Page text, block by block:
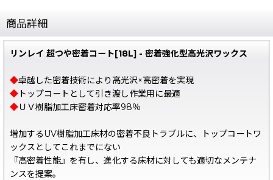
商品詳細
リンレイ 超つや密着コート[18L] - 密着強化型高光沢ワックス
◆卓越した密着技術により高光沢×高密着を実現
◆ トップコートとして引き渡し作業用に最適
◆ＵＶ樹脂加工床密着対応率98％
増加するUV樹脂加工床材の密着不良トラブルに、トップコートワ
ックスとしてこれまでにない
『高密着性能』を有し、進化する床材に対しても適切なメンテナ
ンスを提案。